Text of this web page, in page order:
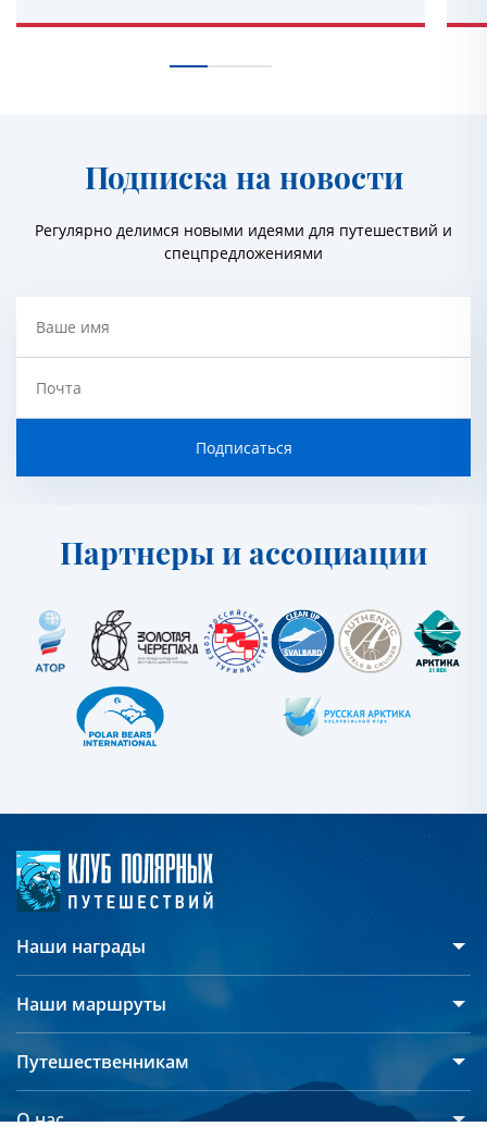
Подписка на новости
Регулярно делимся новыми идеями для путешествий и
спецпредложениями
Ваше имя
Почта
Подписаться
Партнеры и ассоциации
Наши награды
Наши маршруты
Арктика
Путешественникам
О нас